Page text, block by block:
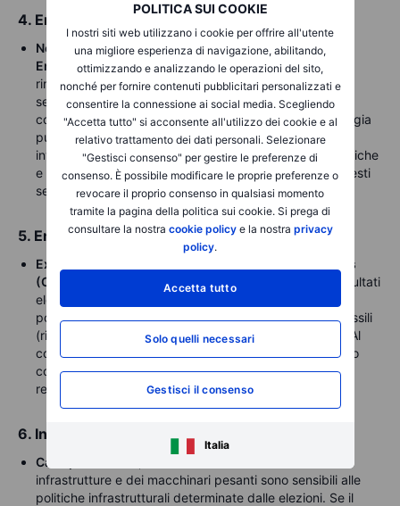
POLITICA SUI COOKIE
I nostri siti web utilizzano i cookie per offrire all'utente
una migliore esperienza di navigazione, abilitando,
ottimizzando e analizzando le operazioni del sito,
nonché per fornire contenuti pubblicitari personalizzati e
consentire la connessione ai social media. Scegliendo
"Accetta tutto" si acconsente all'utilizzo dei cookie e al
relativo trattamento dei dati personali. Selezionare
"Gestisci consenso" per gestire le preferenze di
consenso. È possibile modificare le proprie preferenze o
revocare il proprio consenso in qualsiasi momento
tramite la pagina della politica sui cookie. Si prega di
consultare la nostra cookie policye la nostra privacy
policy.
Accetta tutto
Solo quelli necessari
Gestisci il consenso
Italia
4. Energia rinnovabile
NextEra Energy (NEE),First Solar (FSLR),Enphase
Energy (ENPH): le aziende del settore delle energie
rinnovabili e delle tecnologie pulite sono tipicamente
sensibili alle vittorie democratiche, che di solito
comportano incentivi per le iniziative in materia di energia
pulita e clima. Questo può portare a un aumento degli
investimenti e dei sussidi per le infrastrutture solari, eoliche
e per i veicoli elettrici, a vantaggio delle aziende di questi
settori.
5. Energia tradizionale (petrolio e gas)
Exxon Mobil (XOM)
ConocoPhillips
(COP)
: i giganti del petrolio e del gas rispondono ai risultati
elettorali, in quanto i repubblicani tendono a favorire le
politiche di sostegno alla produzione di combustibili fossili
(riduzione delle normative, incentivi alla trivellazione). Al
contrario, i Democratici potrebbero imporre restrizioni o
concentrarsi sulle energie rinnovabili, incidendo sulla
redditività delle aziende energetiche tradizionali.
6. Infrastrutture e costruzioni
Caterpillar (CAT)
infrastrutture e dei macchinari pesanti sono sensibili alle
politiche infrastrutturali determinate dalle elezioni. Se il